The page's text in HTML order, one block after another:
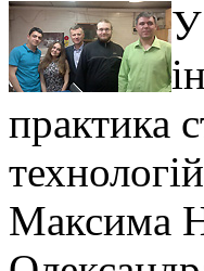
У
практика
Максима